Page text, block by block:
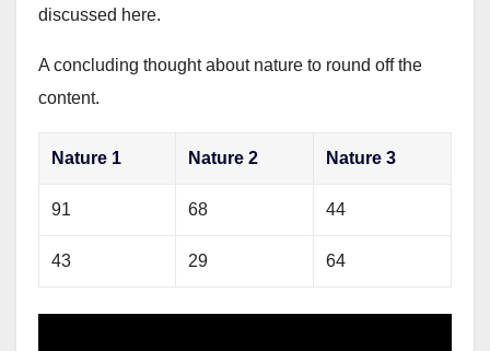
discussed here.
A concluding thought about nature to round off the
content.
Nature 1 Nature 2 Nature 3
91 68 44
43 29 64